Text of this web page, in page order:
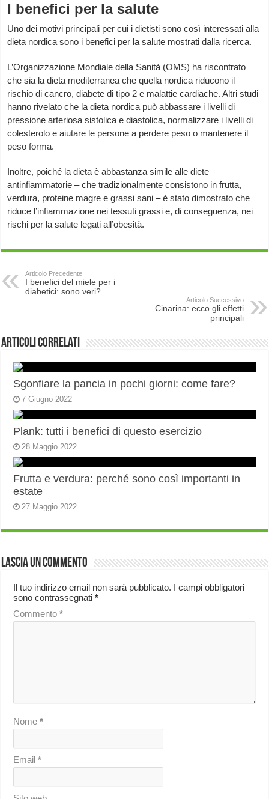
I benefici per la salute
Uno dei motivi principali per cui i dietisti sono così interessati alla
dieta nordica sono i benefici per la salute mostrati dalla ricerca.
L’Organizzazione Mondiale della Sanità (OMS) ha riscontrato
che sia la dieta mediterranea che quella nordica riducono il
rischio di cancro, diabete di tipo 2 e malattie cardiache. Altri studi
hanno rivelato che la dieta nordica può abbassare i livelli di
pressione arteriosa sistolica e diastolica, normalizzare i livelli di
colesterolo e aiutare le persone a perdere peso o mantenere il
peso forma.
Inoltre, poiché la dieta è abbastanza simile alle diete
antinfiammatorie – che tradizionalmente consistono in frutta,
verdura, proteine ​​magre e grassi sani – è stato dimostrato che
riduce l’infiammazione nei tessuti grassi e, di conseguenza, nei
rischi per la salute legati all’obesità.
Articolo Precedente
I benefici del miele per i
diabetici: sono veri?
Articolo Successivo
Cinarina: ecco gli effetti
principali
Articoli correlati
Sgonfiare la pancia in pochi giorni: come fare?
7 Giugno 2022
Plank: tutti i benefici di questo esercizio
28 Maggio 2022
Frutta e verdura: perché sono così importanti in
estate
27 Maggio 2022
Lascia un commento
Il tuo indirizzo email non sarà pubblicato. I campi obbligatori
sono contrassegnati*
Commento*
Nome*
Email*